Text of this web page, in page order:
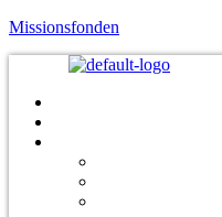
Missionsfonden